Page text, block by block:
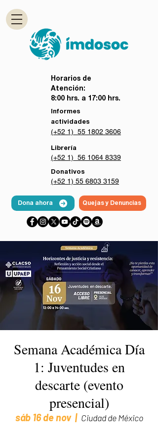
Horarios de
Atención:
8:00 hrs. a 17:00 hrs.
Informes
actividades
(+52 1) 55 1802 3606
Librería
(+52 1) 56 1064 8339
Donativos
(+52 1) 55 6803 3159
Dona ahora Quejas y Denuncias
Semana Académica Día
1: Juventudes en
descarte (evento
presencial)
sáb 16 de nov
  |
Ciudad de México